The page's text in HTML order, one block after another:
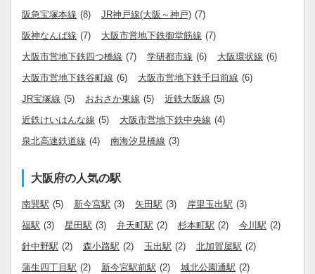
阪急宝塚本線 (8) JR神戸線(大阪～神戸) (7)
阪神なんば線 (7) 大阪市営地下鉄御堂筋線 (7)
大阪市営地下鉄四つ橋線 (7) 学研都市線 (6) 大阪環状線 (6)
大阪市営地下鉄谷町線 (6) 大阪市営地下鉄千日前線 (6)
JR宝塚線 (5) おおさか東線 (5) 近鉄大阪線 (5)
近鉄けいはんな線 (5) 大阪市営地下鉄中央線 (4)
泉北高速鉄道線 (4) 南海汐見橋線 (3)
大阪府の人気の駅
南巽駅 (5) 新今宮駅 (3) 矢田駅 (3) 岸里玉出駅 (3)
福駅 (3) 星田駅 (3) 弁天町駅 (2) 杉本町駅 (2) 今川駅 (2)
針中野駅 (2) 森小路駅 (2) 玉出駅 (2) 北加賀屋駅 (2)
蒲生四丁目駅 (2) 新今宮駅前駅 (2) 城北公園通駅 (2)